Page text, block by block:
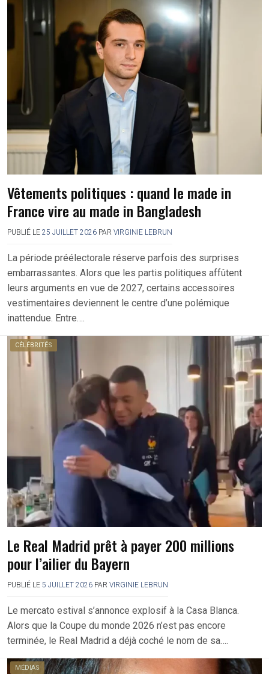
Vêtements politiques : quand le made in
France vire au made in Bangladesh
PUBLIÉ LE 25 JUILLET 2026 PAR VIRGINIE LEBRUN
La période préélectorale réserve parfois des surprises
embarrassantes. Alors que les partis politiques affûtent
leurs arguments en vue de 2027, certains accessoires
vestimentaires deviennent le centre d’une polémique
inattendue. Entre….
CÉLÉBRITÉS
Le Real Madrid prêt à payer 200 millions
pour l’ailier du Bayern
PUBLIÉ LE 5 JUILLET 2026 PAR VIRGINIE LEBRUN
Le mercato estival s’annonce explosif à la Casa Blanca.
Alors que la Coupe du monde 2026 n’est pas encore
terminée, le Real Madrid a déjà coché le nom de sa….
MÉDIAS